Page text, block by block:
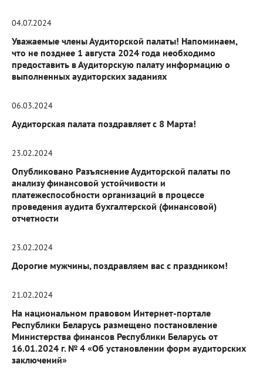
04.07.2024
Уважаемые члены Аудиторской палаты! Напоминаем,
что не позднее 1 августа 2024 года необходимо
предоставить в Аудиторскую палату информацию о
выполненных аудиторских заданиях
06.03.2024
Аудиторская палата поздравляет с 8 Марта!
23.02.2024
Опубликовано Разъяснение Аудиторской палаты по
анализу финансовой устойчивости и
платежеспособности организаций в процессе
проведения аудита бухгалтерской (финансовой)
отчетности
23.02.2024
Дорогие мужчины, поздравляем вас с праздником!
21.02.2024
На национальном правовом Интернет-портале
Республики Беларусь размещено постановление
Министерства финансов Республики Беларусь от
16.01.2024 г. № 4 «Об установлении форм аудиторских
заключений»